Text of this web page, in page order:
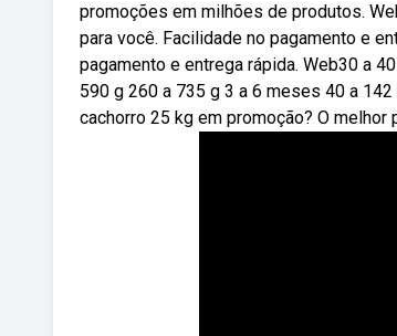
promoções em milhões de produtos.
para você. Facilidade no pagamento e
pagamento e entrega rápida. Web30 a
590 g 260 a 735 g 3 a 6 meses 40 a
cachorro 25 kg em promoção? O melhor